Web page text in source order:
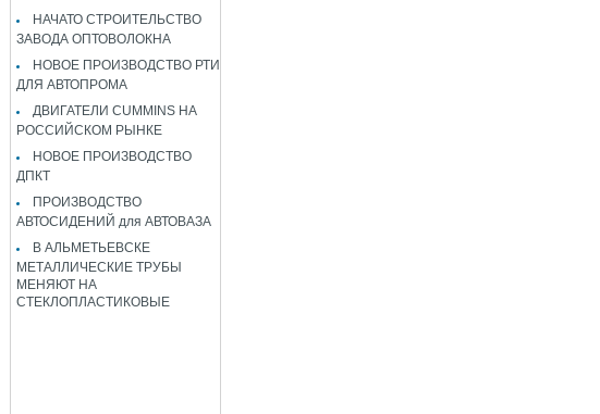
НАЧАТО СТРОИТЕЛЬСТВО
ЗАВОДА ОПТОВОЛОКНА
НОВОЕ ПРОИЗВОДСТВО РТИ
ДЛЯ АВТОПРОМА
ДВИГАТЕЛИ CUMMINS НА
РОССИЙСКОМ РЫНКЕ
НОВОЕ ПРОИЗВОДСТВО
ДПКТ
ПРОИЗВОДСТВО
АВТОСИДЕНИЙ для АВТОВАЗА
В АЛЬМЕТЬЕВСКЕ
МЕТАЛЛИЧЕСКИЕ ТРУБЫ
МЕНЯЮТ НА
СТЕКЛОПЛАСТИКОВЫЕ